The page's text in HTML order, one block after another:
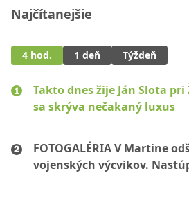
Najčítanejšie
4 hod. 1 deň Týždeň
Takto dnes žije Ján Slota
sa skrýva nečakaný luxus
FOTOGALÉRIA V Martine
vojenských výcvikov.